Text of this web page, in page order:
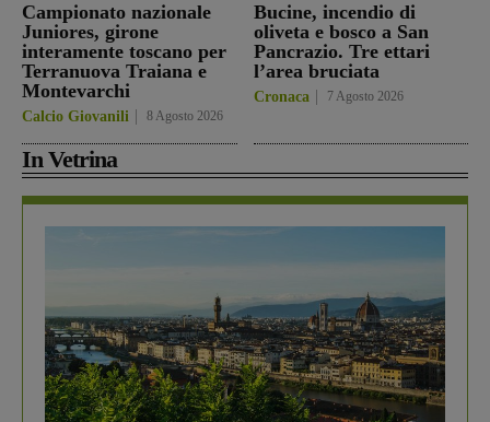
Campionato nazionale
Juniores, girone
interamente toscano per
Terranuova Traiana e
Montevarchi
Calcio Giovanili 8 Agosto 2026
Bucine, incendio di
oliveta e bosco a San
Pancrazio. Tre ettari
l’area bruciata
Cronaca 7 Agosto 2026
In Vetrina